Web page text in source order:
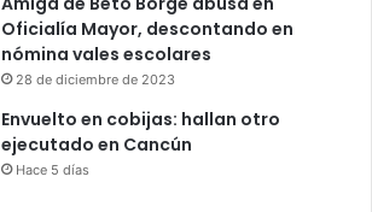
Oficialía Mayor, descontando en
nómina vales escolares
28 de diciembre de 2023
Envuelto en cobijas: hallan otro
ejecutado en Cancún
Hace 5 días